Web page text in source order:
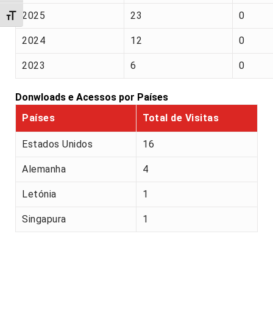
Alternar tamanho da fonte
2025 23 0
2024 12 0
2023 6 0
Donwloads e Acessos por Países
Países
Total de Visitas
Estados Unidos 16
Alemanha 4
Letónia 1
Singapura 1